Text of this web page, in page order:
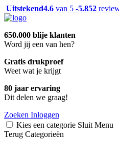
Uitstekend4.6 van 5 -5.852
650.000 blije klanten
Word jij een van hen?
Gratis drukproef
Weet wat je krijgt
80 jaar ervaring
Dit delen we graag!
Zoeken Inloggen
Kies een categorie Sluit Menu
Terug Categorieën